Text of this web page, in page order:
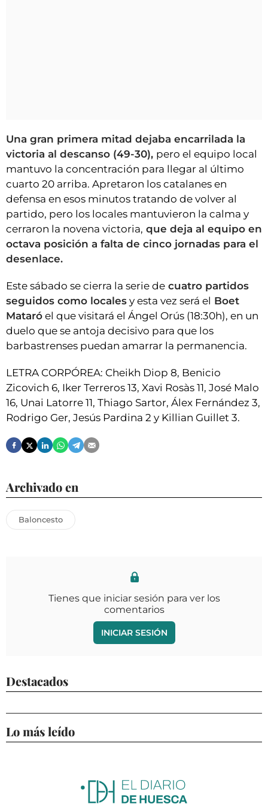
Una gran primera mitad dejaba encarrilada la
victoria al descanso (49-30), pero el equipo local
mantuvo la concentración para llegar al último
cuarto 20 arriba. Apretaron los catalanes en
defensa en esos minutos tratando de volver al
partido, pero los locales mantuvieron la calma y
cerraron la novena victoria, que deja al equipo en
octava posición a falta de cinco jornadas para el
desenlace.
Este sábado se cierra la serie de cuatro partidos
seguidos como locales y esta vez será el Boet
Mataró el que visitará el Ángel Orús (18:30h), en un
duelo que se antoja decisivo para que los
barbastrenses puedan amarrar la permanencia.
LETRA CORPÓREA: Cheikh Diop 8, Benicio
Zicovich 6, Iker Terreros 13, Xavi Rosàs 11, José Malo
16, Unai Latorre 11, Thiago Sartor, Álex Fernández 3,
Rodrigo Ger, Jesús Pardina 2 y Killian Guillet 3.
Archivado en
Baloncesto
Tienes que iniciar sesión para ver los
comentarios
INICIAR SESIÓN
Destacados
Lo más leído